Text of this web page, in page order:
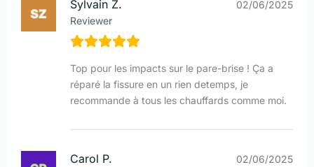
Sylvain Z.
Reviewer
02/06/2025
Top pour les impacts sur le pare-brise ! Ça a
réparé la fissure en un rien detemps, je
recommande à tous les chauffards comme moi.
Carol P. 02/06/2025